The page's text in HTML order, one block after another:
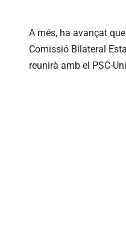
A més, ha avançat
Comissió Bilateral
reunirà amb el PSC-